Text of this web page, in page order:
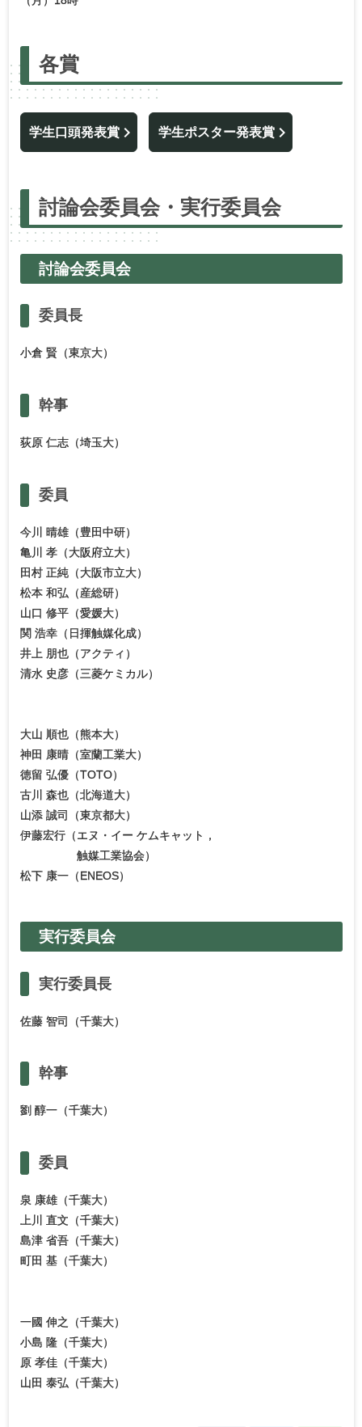
各賞
学生口頭発表賞 学生ポスター発表賞
討論会委員会・ 実行委員会
討論会委員会
委員長
小倉 賢（東京大）
幹事
荻原 仁志（埼玉大）
委員
今川 晴雄（豊田中研）
亀川 孝（大阪府立大）
田村 正純（大阪市立大）
松本 和弘（産総研）
山口 修平（愛媛大）
関 浩幸（日揮触媒化成）
井上 朋也（アクティ）
清水 史彦（三菱ケミカル）
大山 順也（熊本大）
神田 康晴（室蘭工業大）
徳留 弘優（TOTO）
古川 森也（北海道大）
山添 誠司（東京都大）
伊藤宏行（エヌ・イー ケムキャット，
触媒工業協会）
松下 康一（ENEOS）
実行委員会
実行委員長
佐藤 智司（千葉大）
幹事
劉 醇一（千葉大）
委員
泉 康雄（千葉大）
上川 直文（千葉大）
島津 省吾（千葉大）
町田 基（千葉大）
一國 伸之（千葉大）
小島 隆（千葉大）
原 孝佳（千葉大）
山田 泰弘（千葉大）